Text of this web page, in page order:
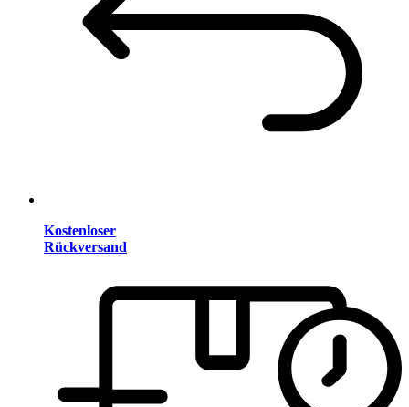
Kostenloser
Rückversand